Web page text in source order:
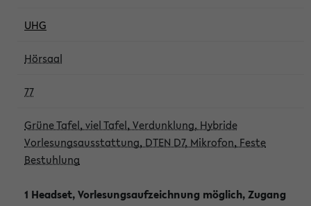
UHG
Hörsaal
77
Grüne Tafel, viel Tafel, Verdunklung, Hybride
Vorlesungsausstattung, DTEN D7, Mikrofon, Feste
Bestuhlung
1 Headset, Vorlesungsaufzeichnung möglich, Zugang